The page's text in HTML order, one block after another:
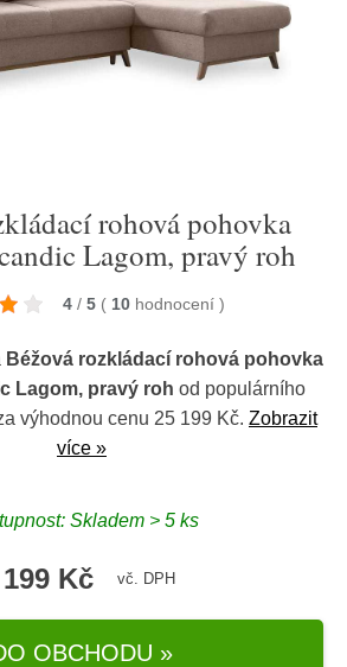
rohová pohovka
Lagom, pravý roh
4 / 5 ( 10 hodnocení )
Béžová rozkládací rohová pohovka
Lagom, pravý roh od populárního
výhodnou cenu 25 199 Kč. Zobrazit
více »
Skladem > 5 ks
Kč vč. DPH
OBCHODU »